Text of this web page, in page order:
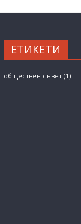
ЕТИКЕТИ
обществен съвет(1)